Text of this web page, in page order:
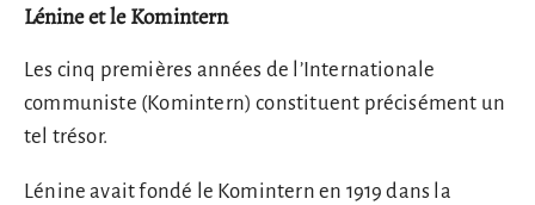
Lénine et le Komintern
Les cinq premières années de l’Internationale
communiste (Komintern) constituent précisément un
tel trésor.
Lénine avait fondé le Komintern en 1919 dans la